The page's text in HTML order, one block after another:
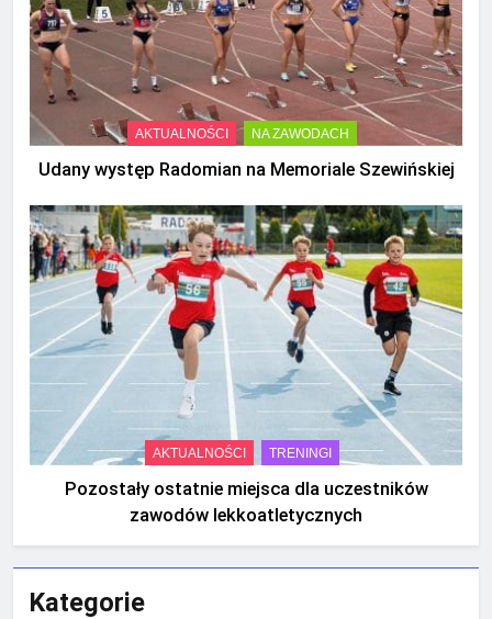
AKTUALNOŚCI NA ZAWODACH
Udany występ Radomian na Memoriale Szewińskiej
AKTUALNOŚCI TRENINGI
Pozostały ostatnie miejsca dla uczestników
zawodów lekkoatletycznych
Kategorie